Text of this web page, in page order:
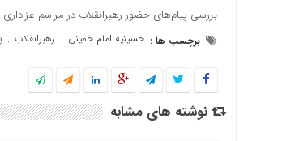
بررسی پیام‌های حضور رهبرانقلاب در مراسم
برچسب ها : حسینیه امام خمینی , رهبرانقلاب ,
نوشته های مشابه